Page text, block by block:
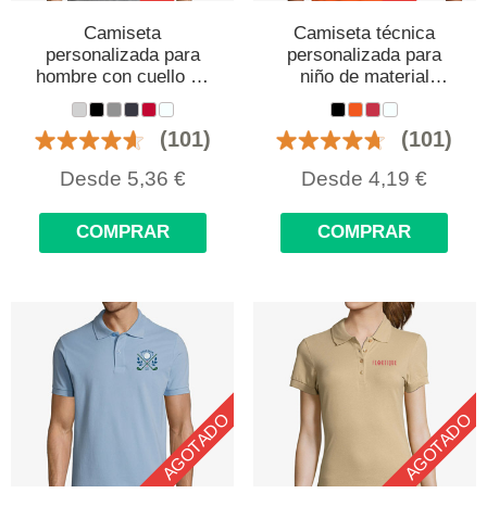
Camiseta
personalizada para
hombre con cuello de
pico
(101)
Desde 5,36 €
COMPRAR
Camiseta técnica
personalizada para
niño de material
transpirable
(101)
Desde4,19 €
COMPRAR
AGOTADO AGOTADO